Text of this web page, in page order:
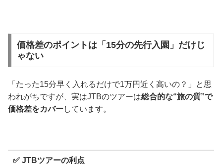
価格差のポイントは「15分の先行入園」だけじ
ゃない
「たった15分早く入れるだけで1万円近く高いの？」と思
われがちですが、実はJTBのツアーは総合的な“旅の質”で
価格差をカバーしています。
✅ JTBツアーの利点